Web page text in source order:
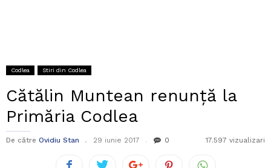
Codlea Stiri din Codlea
Cătălin Muntean renunță la
Primăria Codlea
De către Ovidiu Stan 29 iunie 2017 0 17.597 vizualizari